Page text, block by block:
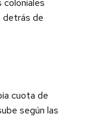
detrás de
cuota de
según las